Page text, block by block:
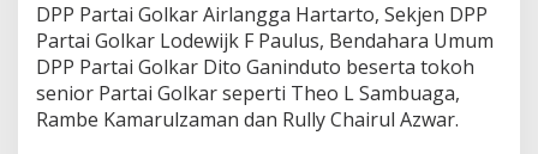
DPP Partai Golkar Airlangga Hartarto, Sekjen DPP
Partai Golkar Lodewijk F Paulus, Bendahara Umum
DPP Partai Golkar Dito Ganinduto beserta tokoh
senior Partai Golkar seperti Theo L Sambuaga,
Rambe Kamarulzaman dan Rully Chairul Azwar.